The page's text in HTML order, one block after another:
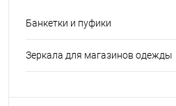
Банкетки и пуфики
Зеркала для магазинов одежды